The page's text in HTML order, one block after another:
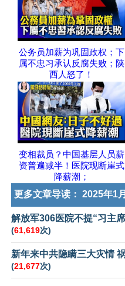
公务员加薪为巩固政权；下
属不忠习承认反腐失败；陕
西人怒了！
变相裁员？中国基层人员薪
资普遍减半！医院现断崖式
降薪潮；
更多文章导读： 2025年1
解放军306医院不提“习主
(61,619次)
新年来中共隐瞒三大灾情
(21,677次)